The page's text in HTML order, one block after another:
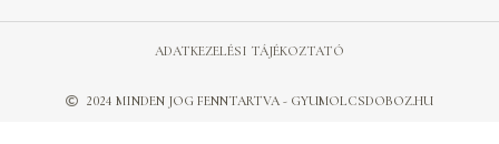
2024 MINDEN JOG FENNTARTVA - GYUMOLCSDOBOZ.HU
ADATKEZELÉSI TÁJÉKOZTATÓ